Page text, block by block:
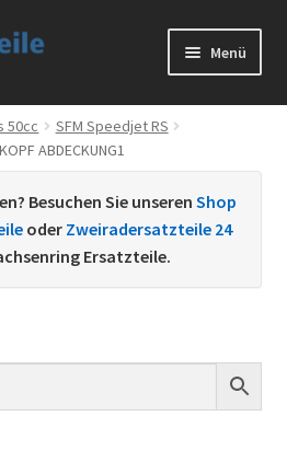
Menü
50cc
SFM Speedjet RS
ABDECKUNG1
Besuchen Sie unseren Shop
oder Zweiradersatzteile 24
Ersatzteile.